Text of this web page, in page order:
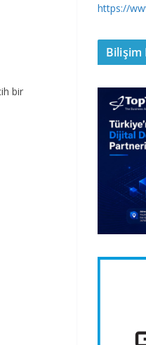
bir
https://
Bilişim